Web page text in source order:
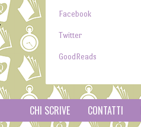
Facebook
Twitter
GoodReads
CONTATTI
CHI SCRIVE